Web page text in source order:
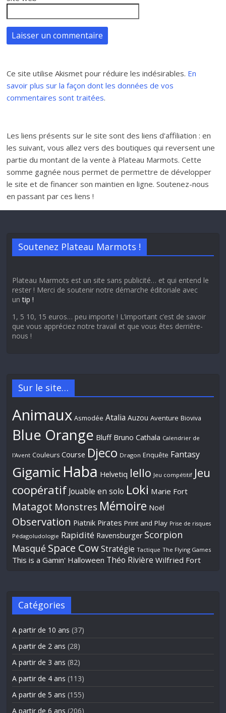
Ce site utilise Akismet pour réduire les indésirables. En
savoir plus sur la façon dont les données de vos
commentaires sont traitées.
Les liens présents sur le site sont des liens d'affiliation : en
les suivant, vous allez vers des boutiques qui reversent une
partie du montant de la vente à Plateau Marmots. Cette
somme gagnée nous permet de permettre de développer
le site et de financer son maintien en ligne. Soutenez-nous
en passant par ces liens !
Soutenez Plateau Marmots !
Plateau Marmots est un site sans publicité… et qui entend le
rester ! Merci de soutenir notre démarche éditoriale avec
untip !
1, 5 10, 15 euros… peu importe ! L’important c’est de savoir
que vous appréciez notre travail et que vous êtes derrière-
nous !
Sur le site…
Animaux Asmodée Atalia Auzou Aventure Bioviva
Blue Orange Bluff Bruno Cathala Calendrier de
l'Avent Couleurs Course Djeco Dragon Enquête Fantasy
Gigamic Haba Helvetiq Iello Jeu compétitif Jeu
coopératif Jouable en solo Loki Marie Fort
Matagot Monstres Mémoire Noël
Observation Piatnik Pirates Print and Play Prise de risques
Pédagoludologie Rapidité Ravensburger Scorpion
Masqué Space Cow Stratégie Tactique The Flying Games
This is a Gamin' Halloween Théo Rivière Wilfried Fort
Catégories
A partir de 10 ans (37)
A partir de 2 ans (28)
A partir de 3 ans (82)
A partir de 4 ans (113)
A partir de 5 ans (155)
A partir de 6 ans (206)